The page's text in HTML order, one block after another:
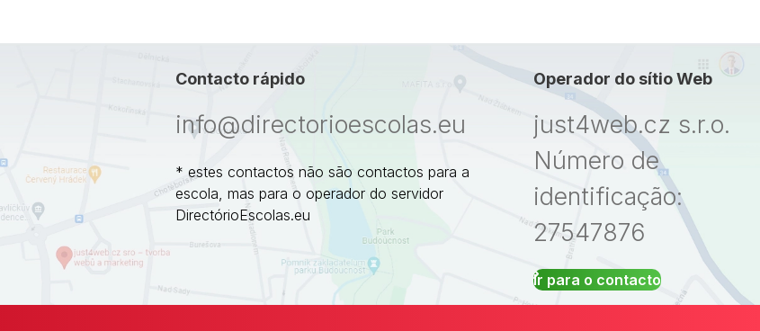
Contacto rápido
info@directorioescolas.eu
* estes contactos não são contactos para a
escola, mas para o operador do servidor
DirectórioEscolas.eu
Operador do sítio Web
just4web.cz s.r.o.
Número de
identificação:
27547876
Ir para o contacto